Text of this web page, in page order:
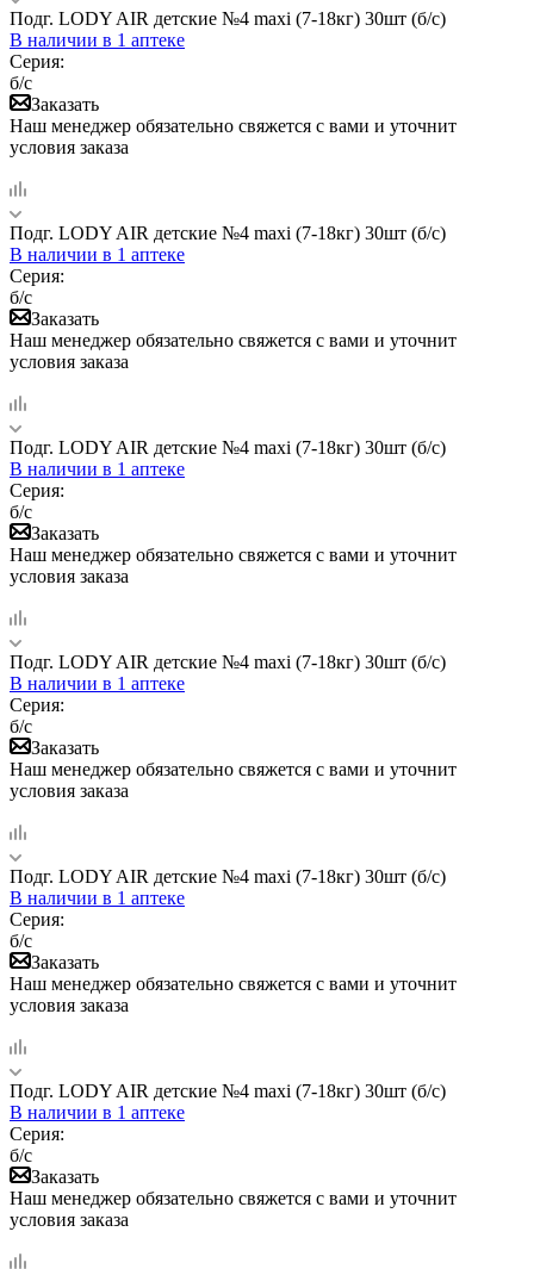
Подг. LODY AIR детские №4 maxi (7-18кг) 30шт (б/с)
В наличии в 1 аптеке
Серия:
б/с
Заказать
Наш менеджер обязательно свяжется с вами и уточнит
условия заказа
Подг. LODY AIR детские №4 maxi (7-18кг) 30шт (б/с)
В наличии в 1 аптеке
Серия:
б/с
Заказать
Наш менеджер обязательно свяжется с вами и уточнит
условия заказа
Подг. LODY AIR детские №4 maxi (7-18кг) 30шт (б/с)
В наличии в 1 аптеке
Серия:
б/с
Заказать
Наш менеджер обязательно свяжется с вами и уточнит
условия заказа
Подг. LODY AIR детские №4 maxi (7-18кг) 30шт (б/с)
В наличии в 1 аптеке
Серия:
б/с
Заказать
Наш менеджер обязательно свяжется с вами и уточнит
условия заказа
Подг. LODY AIR детские №4 maxi (7-18кг) 30шт (б/с)
В наличии в 1 аптеке
Серия:
б/с
Заказать
Наш менеджер обязательно свяжется с вами и уточнит
условия заказа
Подг. LODY AIR детские №4 maxi (7-18кг) 30шт (б/с)
В наличии в 1 аптеке
Серия:
б/с
Заказать
Наш менеджер обязательно свяжется с вами и уточнит
условия заказа